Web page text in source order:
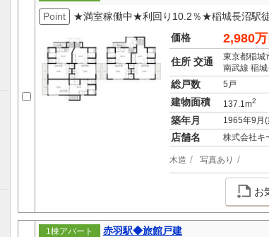
Point
★満室稼働中★利回り10.2％★稲城長沼駅
価格
2,980万
住所 交通
東京都稲城
南武線 稲
総戸数 5戸
建物面積 137.1m2
築年月 1965年9月
店舗名 株式会社キ
木造 写真あり
お
1棟アパート
赤羽駅◆旅館戸建